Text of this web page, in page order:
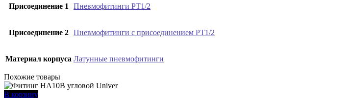
Присоединение 1 Пневмофитинги PT1/2
Присоединение 2 Пневмофитинги с присоединением PT1/2
Материал корпуса Латунные пневмофитинги
Похожие товары
В корзину